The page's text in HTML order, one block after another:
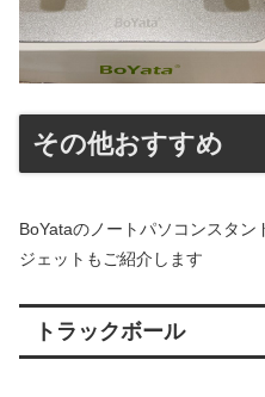
その他おすすめ
BoYataのノートパソコンスタ
ジェットもご紹介します
トラックボール